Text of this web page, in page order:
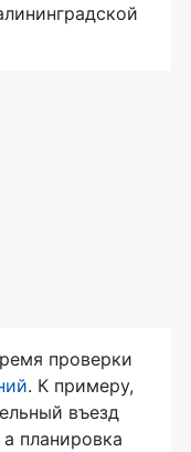
проверки
. К примеру,
въезд
планировка